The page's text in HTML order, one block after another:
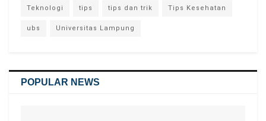
Teknologi tips tips dan trik Tips Kesehatan
ubs Universitas Lampung
POPULAR NEWS